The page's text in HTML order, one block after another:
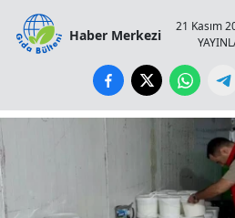
Haber Merkezi
21 Kasım